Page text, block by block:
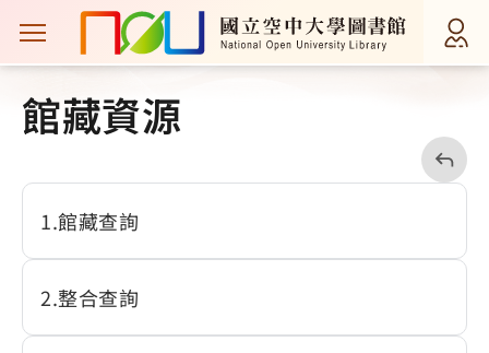
主選單案扭
首頁 館藏資源
館藏資源 回
上
一
頁
1 館藏查詢
2 整合查詢